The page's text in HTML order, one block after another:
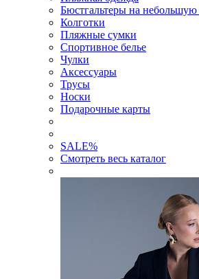
Бюстгальтеры на
Колготки
Пляжные сумки
Спортивное белье
Чулки
Аксессуары
Трусы
Носки
Подарочные карты
SALE%
Смотреть весь каталог